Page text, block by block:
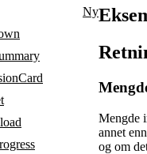
Ny
Mengde
annet
og om